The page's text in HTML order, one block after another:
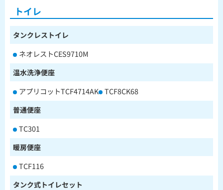
トイレ
タンクレストイレ
ネオレストCES9710M
温水洗浄便座
アプリコットTCF4714AK TCF8CK68
普通便座
TC301
暖房便座
TCF116
タンク式トイレセット